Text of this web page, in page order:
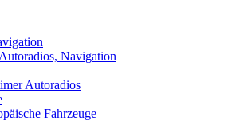
Navigation
Autoradios
Fahrzeuge